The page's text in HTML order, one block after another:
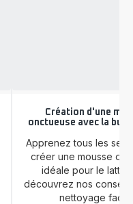
Création d'une
onctueuse avec la
Apprenez tous les
créer une mousse
idéale pour le latte
découvrez nos
nettoyage